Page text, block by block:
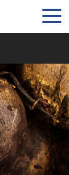
Toggle